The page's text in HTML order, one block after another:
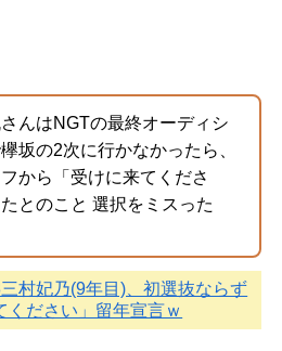
んはNGTの最終オーディシ
坂の2次に行かなかったら、
から「受けに来てくださ
とのこと 選択をミスった
三村妃乃(9年目)、初選抜ならず
ださい」留年宣言ｗ